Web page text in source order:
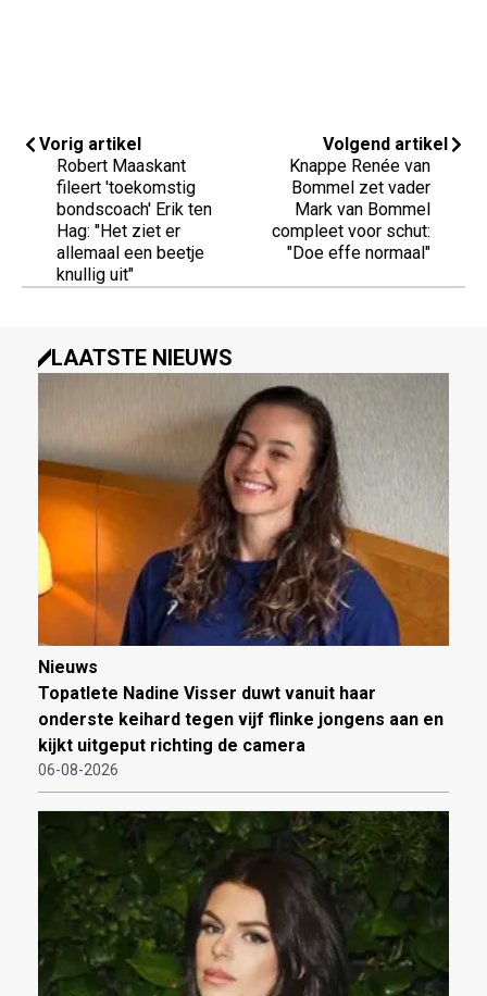
Vorig artikel
Robert Maaskant
fileert 'toekomstig
bondscoach' Erik ten
Hag: "Het ziet er
allemaal een beetje
knullig uit"
Volgend artikel
Knappe Renée van
Bommel zet vader
Mark van Bommel
compleet voor schut:
"Doe effe normaal"
LAATSTE NIEUWS
Nieuws
Topatlete Nadine Visser duwt vanuit haar
onderste keihard tegen vijf flinke jongens aan en
kijkt uitgeput richting de camera
06-08-2026